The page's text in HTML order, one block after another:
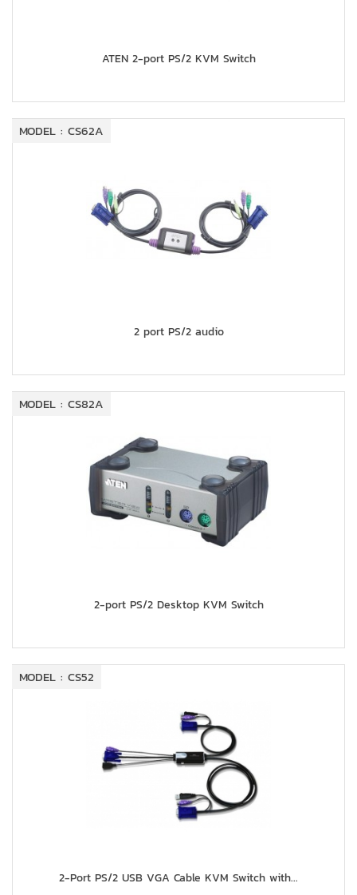
ATEN 2-port PS/2 KVM Switch
MODEL : CS62A
2 port PS/2 audio
MODEL : CS82A
2-port PS/2 Desktop KVM Switch
MODEL : CS52
2-Port PS/2 USB VGA Cable KVM Switch with...